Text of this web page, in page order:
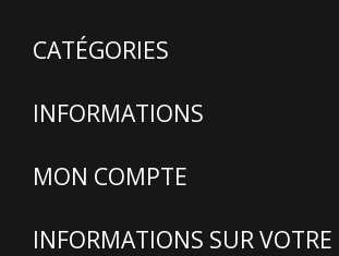
CATÉGORIES
INFORMATIONS
MON COMPTE
INFORMATIONS SUR VOTRE